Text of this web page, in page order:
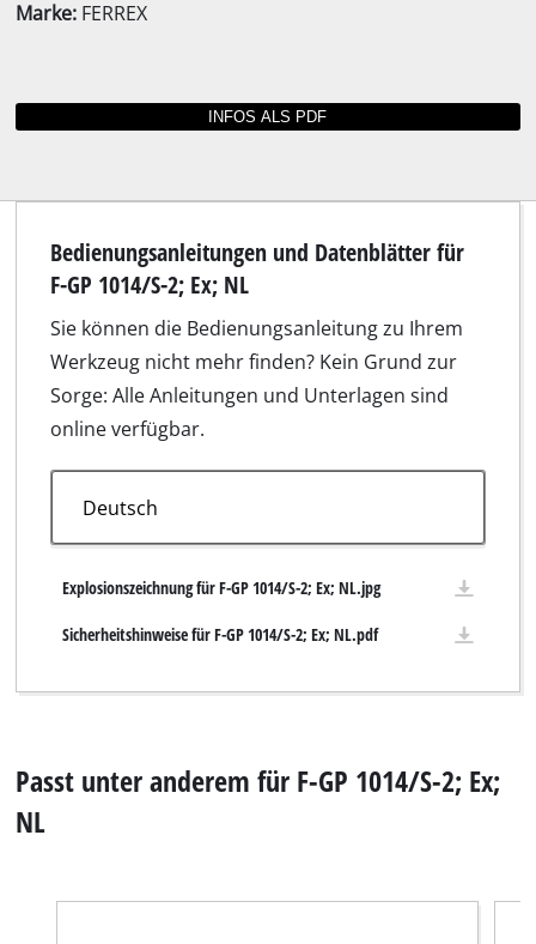
Marke: FERREX
Bedienungsanleitungen und Datenblätter für
F-GP 1014/S-2; Ex; NL
Sie können die Bedienungsanleitung zu Ihrem
Werkzeug nicht mehr finden? Kein Grund zur
Sorge: Alle Anleitungen und Unterlagen sind
online verfügbar.
Explosionszeichnung für F-GP 1014/S-2; Ex; NL.jpg
Sicherheitshinweise für F-GP 1014/S-2; Ex; NL.pdf
Passt unter anderem für F-GP 1014/S-2; Ex;
NL